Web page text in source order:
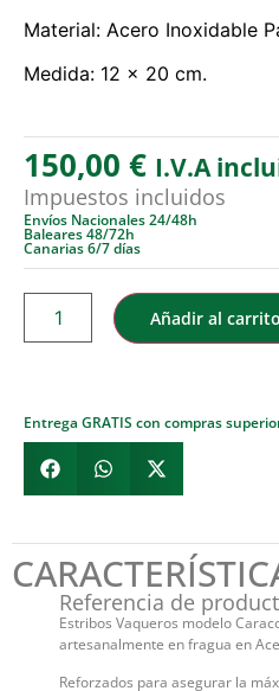
Material: Acero Inoxidable
Medida: 12 x 20 cm.
150,00 € I.V.A
Impuestos incluidos
Envíos Nacionales 24/48h
Baleares 48/72h
Canarias 6/7 días
Añadir al carrito
Entrega GRATIS con compras
Referencia de
Estribos Vaqueros modelo
artesanalmente en fragua en
Reforzados para asegurar la